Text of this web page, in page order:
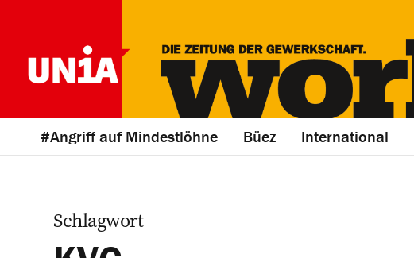
#Angriff auf Mindestlöhne Büez International
Schlagwort